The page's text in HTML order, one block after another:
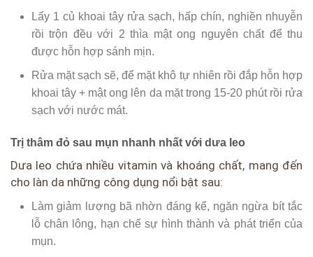
Lấy 1 củ khoai tây rửa sạch, hấp chín, nghiền nhuyễn
rồi trộn đều với 2 thìa mật ong nguyên chất để thu
được hỗn hợp sánh mịn.
Rửa mặt sạch sẽ, để mặt khô tự nhiên rồi đắp hỗn hợp
khoai tây + mật ong lên da mặt trong 15-20 phút rồi rửa
sạch với nước mát.
Trị thâm đỏ sau mụn nhanh nhất với dưa leo
Dưa leo chứa nhiều vitamin và khoáng chất, mang đến
cho làn da những công dụng nổi bật sau:
Làm giảm lượng bã nhờn đáng kể, ngăn ngừa bít tắc
lỗ chân lông, hạn chế sự hình thành và phát triển của
mụn.